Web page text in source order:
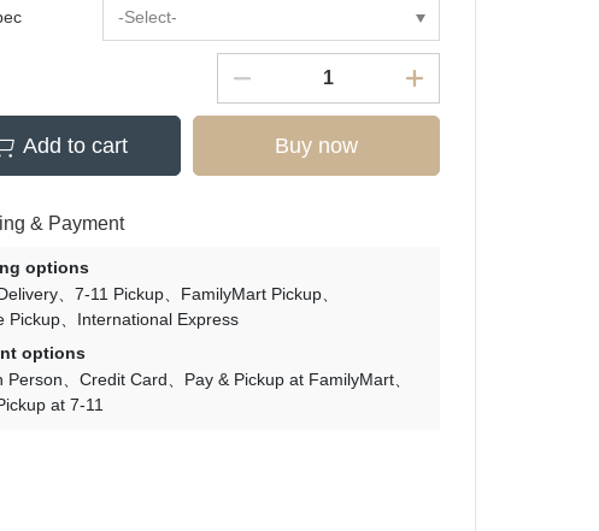
-Select-
Add to cart Buy now
& Payment
options
7-11 Pickup
FamilyMart Pickup
Pickup
International Express
options
Person
Credit Card
Pay & Pickup at FamilyMart
at 7-11